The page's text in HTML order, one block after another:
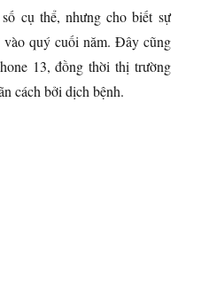
cụ thể, nhưng cho biết sự
vào quý cuối năm. Đây cũng
13, đồng thời thị trường
cách bởi dịch bệnh.